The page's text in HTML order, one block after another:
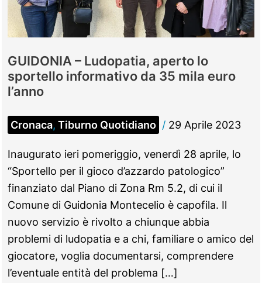
GUIDONIA – Ludopatia, aperto lo
sportello informativo da 35 mila euro
l’anno
Cronaca, Tiburno Quotidiano / 29 Aprile 2023
Inaugurato ieri pomeriggio, venerdì 28 aprile, lo
“Sportello per il gioco d’azzardo patologico”
finanziato dal Piano di Zona Rm 5.2, di cui il
Comune di Guidonia Montecelio è capofila. Il
nuovo servizio è rivolto a chiunque abbia
problemi di ludopatia e a chi, familiare o amico del
giocatore, voglia documentarsi, comprendere
l’eventuale entità del problema […]